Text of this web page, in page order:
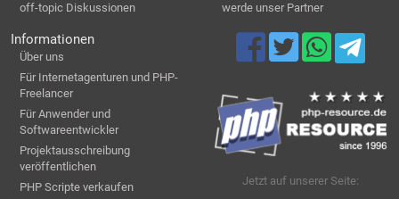
off-topic Diskussionen
werde unser Partner
Informationen
Über uns
Für Internetagenturen und PHP-
Freelancer
Für Anwender und
Softwareentwickler
Projektausschreibung
veröffentlichen
PHP Scripte verkaufen
Jetzt auf unserer Seite: